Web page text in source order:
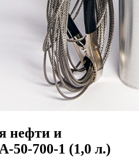
нефти и
50-700-1 (1,0 л.)